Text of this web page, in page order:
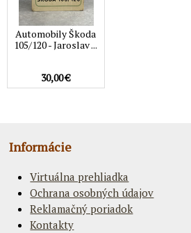
Automobily Škoda
105/120 - Jaroslav ...
30,00 €
Informácie
Virtuálna prehliadka
Ochrana osobných údajov
Reklamačný poriadok
Kontakty